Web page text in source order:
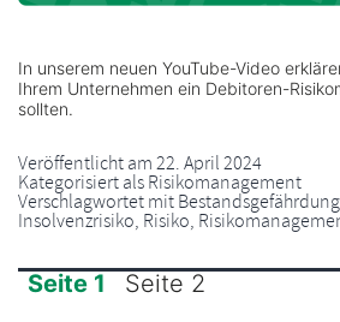
In unserem neuen YouTube-Video
Ihrem Unternehmen ein Debitoren-
sollten.
Veröffentlicht am22. April 2024
Kategorisiert alsRisikomanagement
Verschlagwortet mitBestandsgefährdung
Insolvenzrisiko, Risiko,
Seite 1 Seite 2